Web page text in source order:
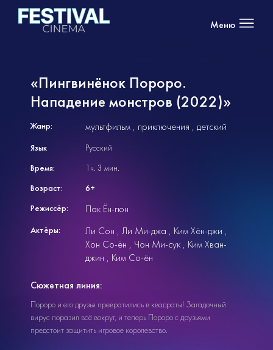
Меню
«Пингвинёнок Пороро.
Нападение монстров (2022)»
Жанр: мультфильм приключения детский
Язык
Русский
Время:
1ч. 3 мин.
Возраст:
6+
Режиссёр:
Пак Ён-гюн
Актёры: Ли Сон Ли Ми-джа
Ким Хён-джи
Хон Со-ён
Чон Ми-сук
Ким Хван-
джин
Ким Со-ён
Сюжетная линия:
Пороро и его друзья превратились в квадраты! Загадочный
вирус поразил всё вокруг, и теперь Пороро с друзьями
предстоит защитить игровое королевство.